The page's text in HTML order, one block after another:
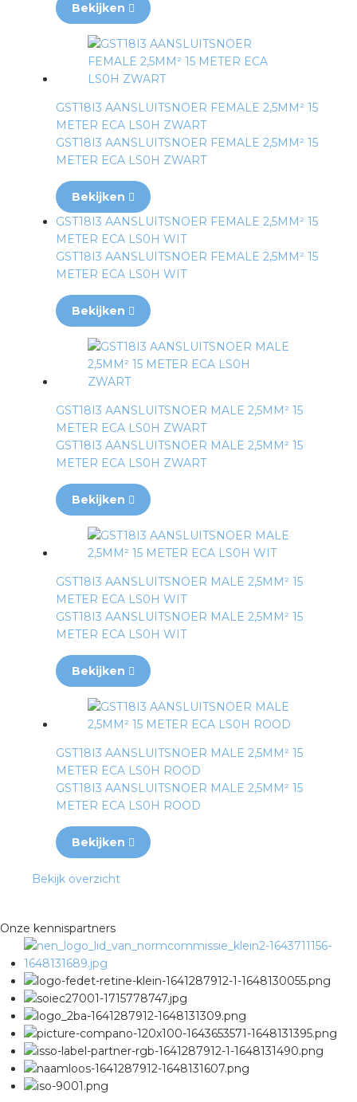
Bekijken
GST18I3 AANSLUITSNOER FEMALE 2,5MM² 15
METER ECA LS0H ZWART
GST18I3 AANSLUITSNOER FEMALE 2,5MM² 15
METER ECA LS0H ZWART
Bekijken
GST18I3 AANSLUITSNOER FEMALE 2,5MM² 15
METER ECA LS0H WIT
GST18I3 AANSLUITSNOER FEMALE 2,5MM² 15
METER ECA LS0H WIT
Bekijken
GST18I3 AANSLUITSNOER MALE 2,5MM² 15
METER ECA LS0H ZWART
GST18I3 AANSLUITSNOER MALE 2,5MM² 15
METER ECA LS0H ZWART
Bekijken
GST18I3 AANSLUITSNOER MALE 2,5MM² 15
METER ECA LS0H WIT
GST18I3 AANSLUITSNOER MALE 2,5MM² 15
METER ECA LS0H WIT
Bekijken
GST18I3 AANSLUITSNOER MALE 2,5MM² 15
METER ECA LS0H ROOD
GST18I3 AANSLUITSNOER MALE 2,5MM² 15
METER ECA LS0H ROOD
Bekijken
Bekijk overzicht
Onze kennispartners